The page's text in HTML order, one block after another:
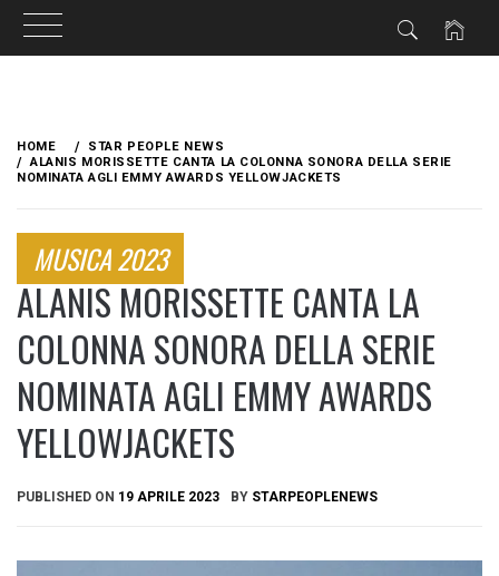
content
HOME
STAR PEOPLE NEWS
ALANIS MORISSETTE CANTA LA COLONNA SONORA DELLA SERIE
NOMINATA AGLI EMMY AWARDS YELLOWJACKETS
MUSICA 2023
ALANIS MORISSETTE CANTA LA
COLONNA SONORA DELLA SERIE
NOMINATA AGLI EMMY AWARDS
YELLOWJACKETS
PUBLISHED ON 19 APRILE 2023 BY STARPEOPLENEWS